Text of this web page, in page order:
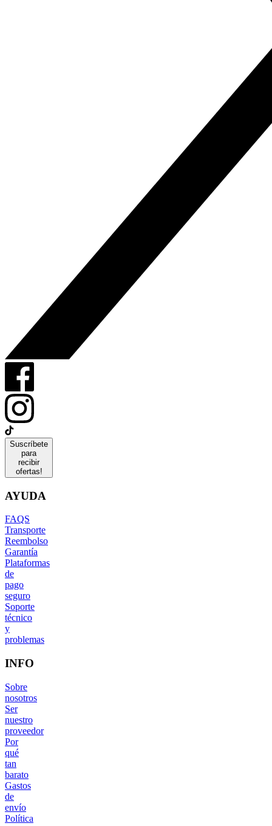
Suscríbete
para
recibir
ofertas!
AYUDA
FAQS
Transporte
Reembolso
Garantía
Plataformas
de
pago
seguro
Soporte
técnico
y
problemas
INFO
Sobre
nosotros
Ser
nuestro
proveedor
Por
qué
tan
barato
Gastos
de
envío
Política